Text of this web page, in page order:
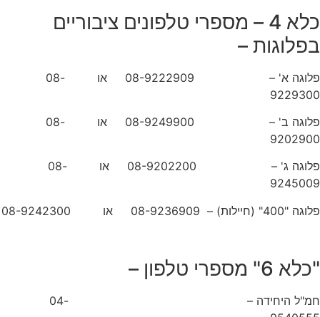
כלא 4 – מספרי טלפונים ציבוריים
בפלוגות –
פלוגה א' – 08-9222909 או 08-
9229300
פלוגה ב' – 08-9249900 או 08-
9202900
פלוגה ג' – 08-9202200 או 08-
9245009
פלוגה "400" (חיילות) – 08-9236909 או 08-9242300
"כלא 6" מספרי טלפון –
חמ"ל היחידה – 04-